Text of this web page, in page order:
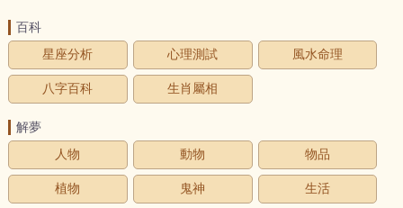
百科
星座分析
心理測試 風水命理
八字百科 生肖屬相
解夢
人物
動物 物品
植物 鬼神 生活